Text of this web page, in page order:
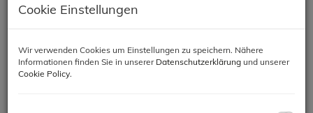
Beschreibung
Objektbeschreibung
Cookie Einstellungen
Wir verwenden Cookies um Einstellungen zu speichern. Nähere
Informationen finden Sie in unserer Datenschutzerklärung und unserer
Cookie Policy.